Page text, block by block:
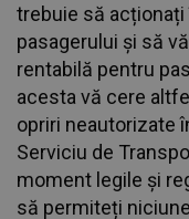
trebuie să acționați
pasagerului și să
rentabilă pentru
acesta vă cere
opriri neautorizate
Serviciu de
moment legile și
să permiteți